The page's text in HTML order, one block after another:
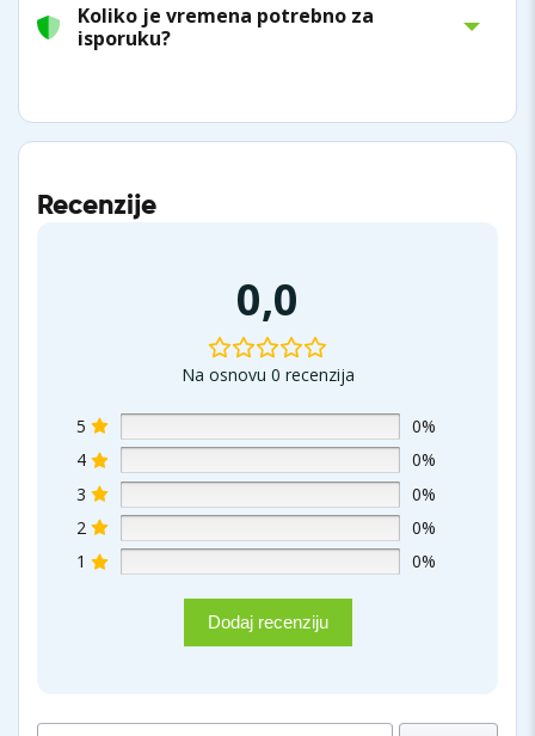
Koliko je vremena potrebno za
isporuku?
Recenzije
0,0
Na osnovu 0 recenzija
5
0%
4
0%
3
0%
2
0%
1
0%
Dodaj recenziju